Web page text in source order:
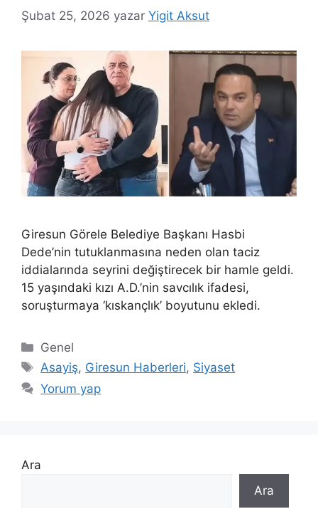
Şubat 25, 2026 yazar Yigit Aksut
Giresun Görele Belediye Başkanı Hasbi
Dede’nin tutuklanmasına neden olan taciz
iddialarında seyrini değiştirecek bir hamle geldi.
15 yaşındaki kızı A.D.’nin savcılık ifadesi,
soruşturmaya ‘kıskançlık’ boyutunu ekledi.
Kategoriler
Genel
Etiketler
Asayiş, Giresun Haberleri, Siyaset
Yorum yap
Ara
Ara